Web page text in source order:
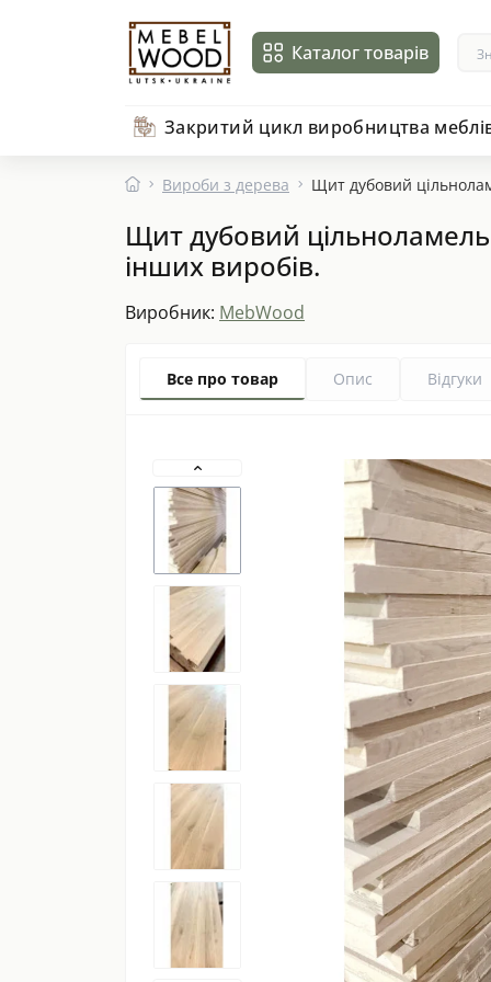
Каталог товарів
Закритий цикл виробництва
Вироби з дерева Щит дубовий
Щит дубовий
інших виробів.
Виробник: MebWood
Все про товар Опис Відгуки